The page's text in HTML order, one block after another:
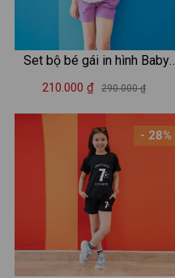
Set bộ bé gái in hình Baby
Three - Loza Kids BD030
210.000 ₫ 290.000 ₫
- 28%